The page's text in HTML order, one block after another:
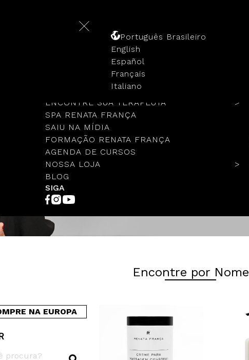
NOSSA HISTÓRIA
ENCONTRE SUA TERAPEUTA
SPA RENATA FRANÇA
SAIU NA MÍDIA
FORMAÇÃO RENATA FRANÇA
AGENDA DE CURSOS
NOSSA LOJA
BLOG
SIGA
Português Brasileiro
English
Español
Français
Italiano
Encontre por Nome
NA EUROPA